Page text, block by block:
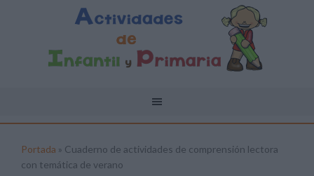
Portada » Cuaderno de actividades de comprensión lectora
con temática de verano